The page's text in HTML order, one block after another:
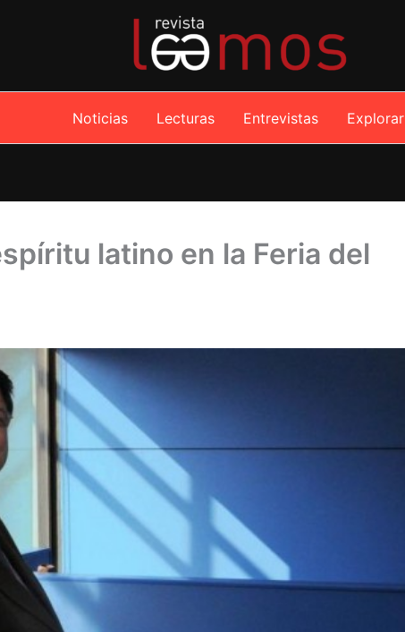
Noticias Lecturas Entrevistas Explorar
latino en la Feria del